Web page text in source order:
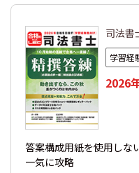
司法書
学習経
2026
答案構成用紙を使用しな
一気に攻略